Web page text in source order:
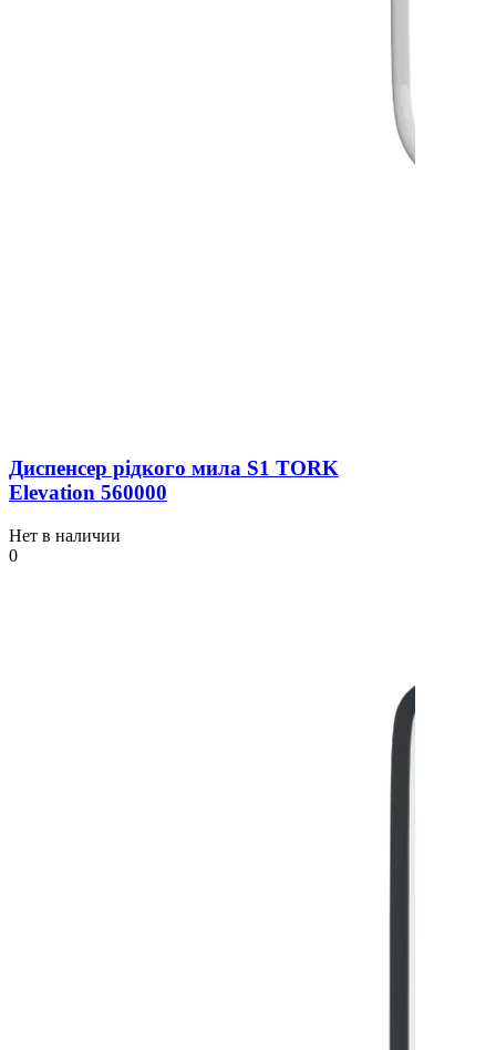
Диспенсер рідкого мила S1 TORK
Elevation 560000
Нет в наличии
0